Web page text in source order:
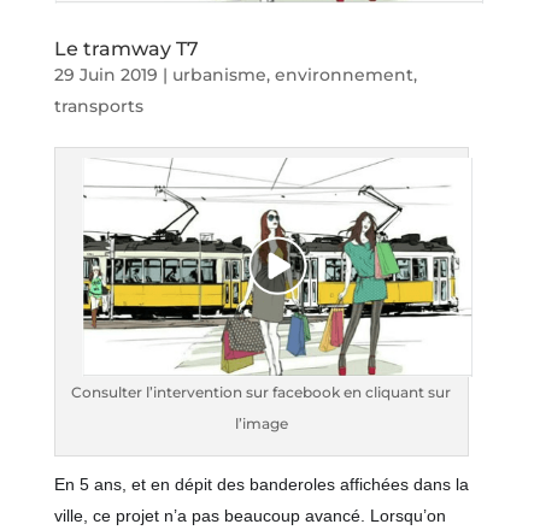
Le tramway T7
29 Juin 2019 | urbanisme, environnement,
transports
Consulter l’intervention sur facebook en cliquant sur
l’image
En 5 ans, et en dépit des banderoles affichées dans la
ville, ce projet n’a pas beaucoup avancé. Lorsqu’on